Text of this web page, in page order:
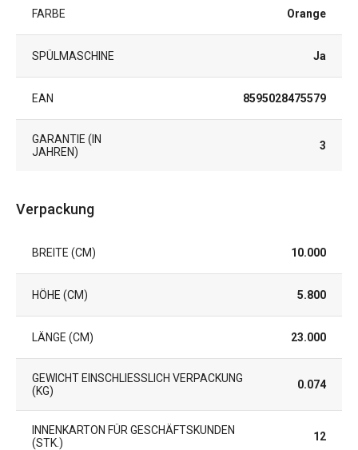
FARBE Orange
SPÜLMASCHINE Ja
EAN 8595028475579
GARANTIE (IN
JAHREN)
3
Verpackung
BREITE (CM) 10.000
HÖHE (CM) 5.800
LÄNGE (CM) 23.000
GEWICHT EINSCHLIESSLICH VERPACKUNG (
KG)
0.074
INNENKARTON FÜR GESCHÄFTSKUNDEN
(STK.)
12